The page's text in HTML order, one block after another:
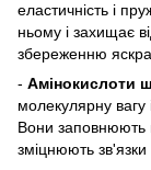
еластичність і
ньому і захищає
збереженню
- Амінокислоти
молекулярну вагу
Вони заповнюють
зміцнюють